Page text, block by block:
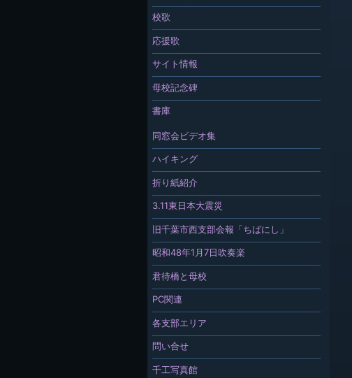
校歌
応援歌
サイト情報
母校記念碑
書庫
同窓会ビデオ集
ハイキング
折り紙紹介
3.11東日本大震災
旧千葉市西支部会報「ちばにし」
昭和48年1月7日吹奏楽
君待橋と母校
PC関連
各支部エリア
問い合せ
千工写真館